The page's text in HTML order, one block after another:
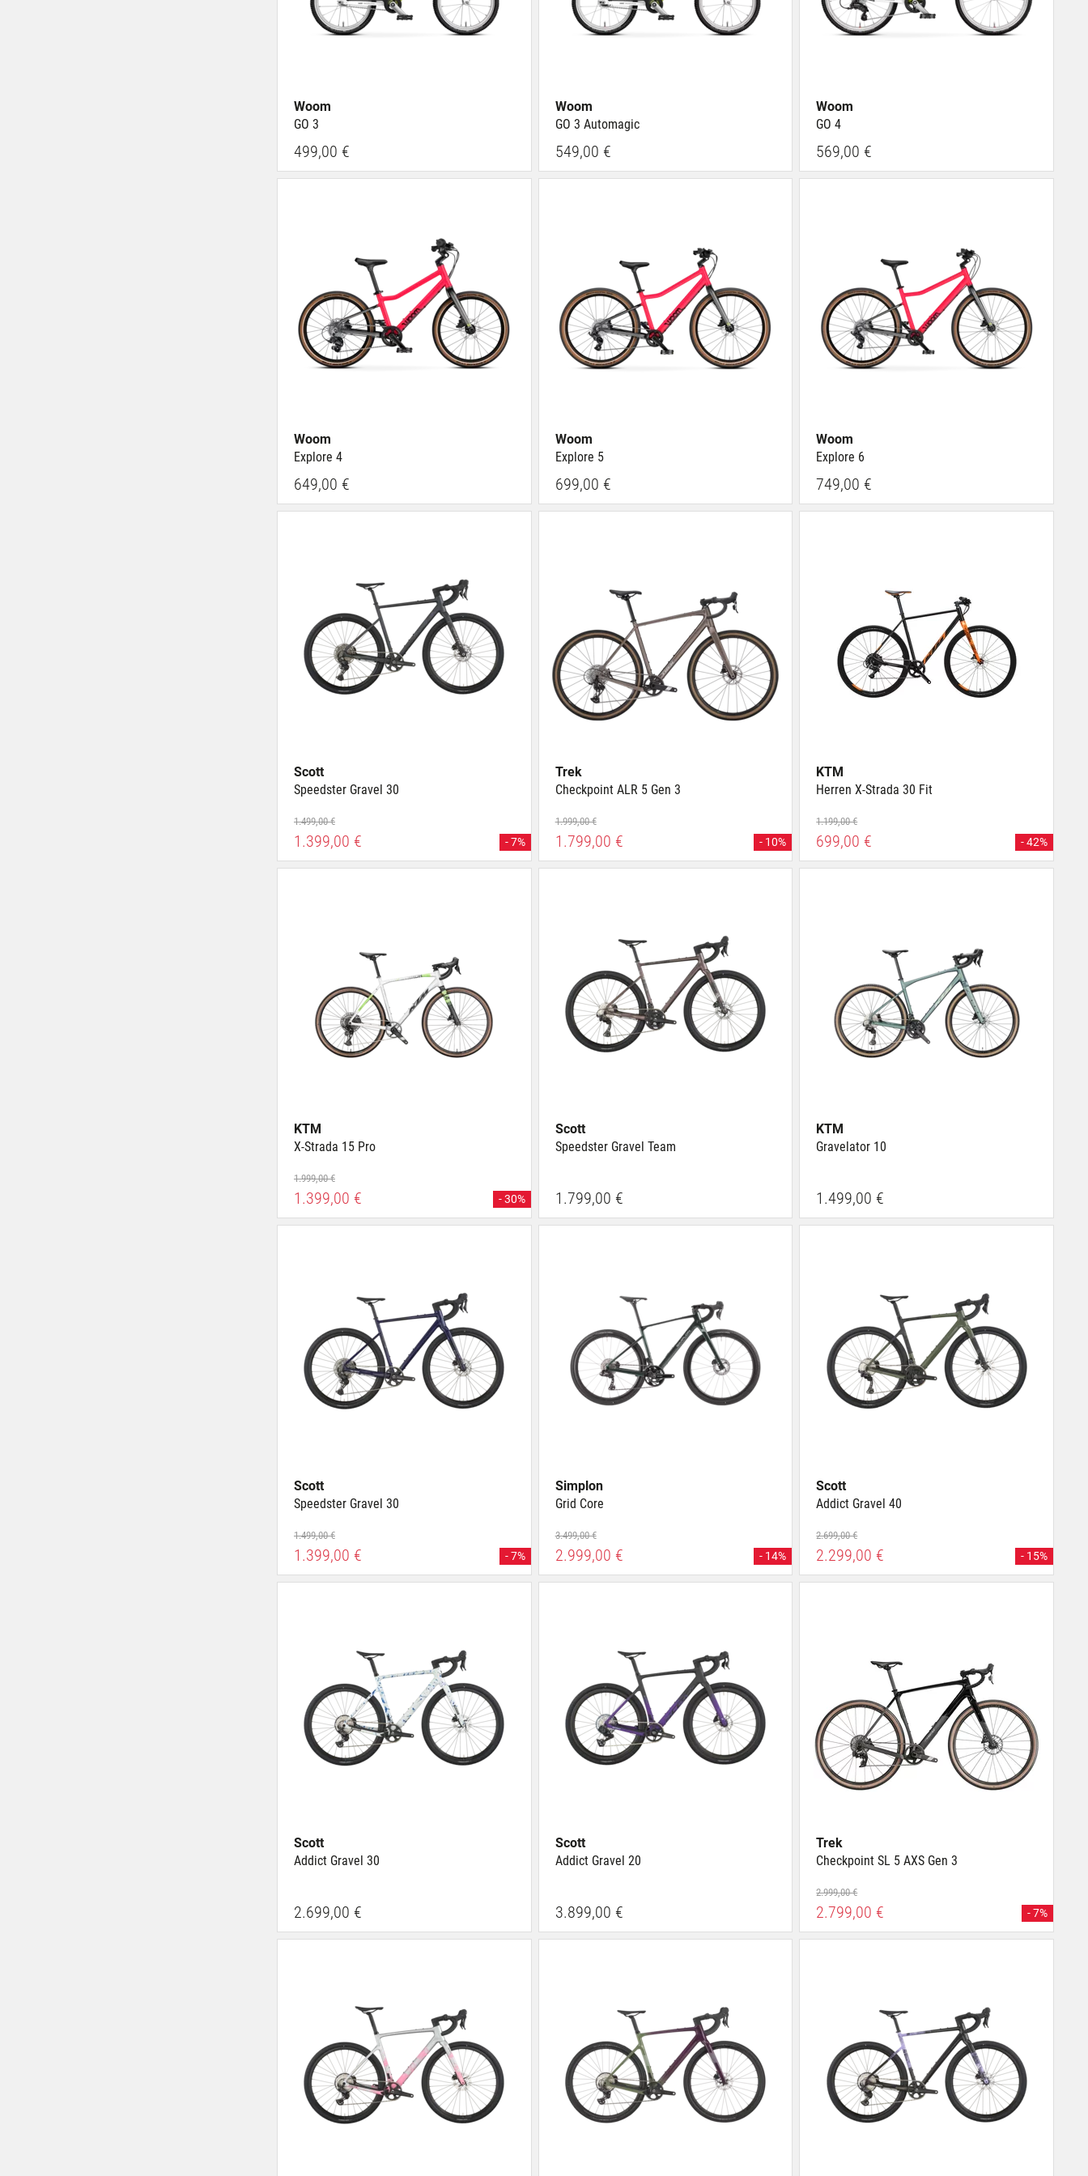
Woom
GO 3
499,00 €
Woom
GO 3 Automagic
549,00 €
Woom
GO 4
569,00 €
Woom
Explore 4
649,00 €
Woom
Explore 5
699,00 €
Woom
Explore 6
749,00 €
Scott
Speedster Gravel 30
1.499,00 €
1.399,00 € - 7%
Trek
Checkpoint ALR 5 Gen 3
1.999,00 €
1.799,00 € - 10%
KTM
Herren X-Strada 30 Fit
1.199,00 €
699,00 € - 42%
KTM
X-Strada 15 Pro
1.999,00 €
1.399,00 € - 30%
Scott
Speedster Gravel Team
1.799,00 €
KTM
Gravelator 10
1.499,00 €
Scott
Speedster Gravel 30
1.499,00 €
1.399,00 € - 7%
Simplon
Grid Core
3.499,00 €
2.999,00 € - 14%
Scott
Addict Gravel 40
2.699,00 €
2.299,00 € - 15%
Scott
Addict Gravel 30
2.699,00 €
Scott
Addict Gravel 20
3.899,00 €
Trek
Checkpoint SL 5 AXS Gen 3
2.999,00 €
2.799,00 € - 7%